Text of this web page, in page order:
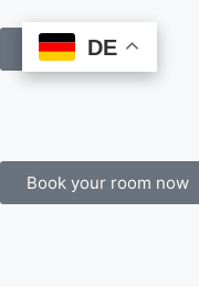
Book Online
Book your room now
DE
DE